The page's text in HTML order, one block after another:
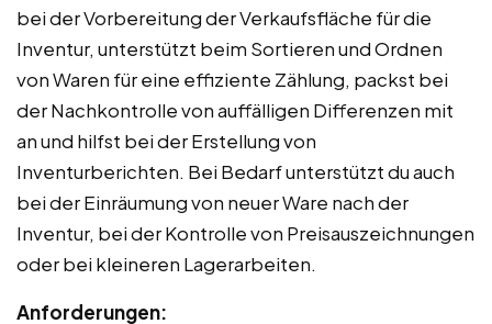
bei der Vorbereitung der Verkaufsfläche für die
Inventur, unterstützt beim Sortieren und Ordnen
von Waren für eine effiziente Zählung, packst bei
der Nachkontrolle von auffälligen Differenzen mit
an und hilfst bei der Erstellung von
Inventurberichten. Bei Bedarf unterstützt du auch
bei der Einräumung von neuer Ware nach der
Inventur, bei der Kontrolle von Preisauszeichnungen
oder bei kleineren Lagerarbeiten.
Anforderungen: